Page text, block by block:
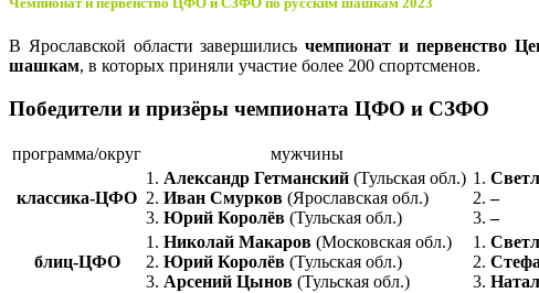
В Ярославской области завершилисьчемпионат и первенство
шашкам, в которых приняли участие более 200 спортсменов.
Победители и призёры чемпионата ЦФО и СЗФО
программа/округ мужчины
классика-ЦФО
1. Александр Гетманский (Тульская обл.)
2. Иван Смурков (Ярославская обл.)
3. Юрий Королёв (Тульская обл.)
1.
2.–
3.–
блиц-ЦФО
1. Николай Макаров (Московская обл.)
2. Юрий Королёв (Тульская обл.)
3. Арсений Цынов (Тульская обл.)
1.
2.
3.